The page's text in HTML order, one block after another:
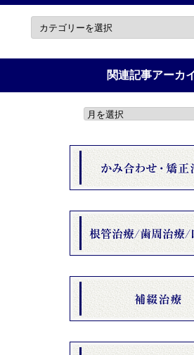
カ
テ
ゴ
ー
ト
関連記事アーカ
関
連
ア
ー
カ
イ
ブ